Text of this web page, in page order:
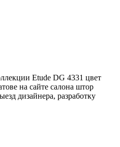
Etude DG 4331 цвет
на сайте салона штор
дизайнера, разработку